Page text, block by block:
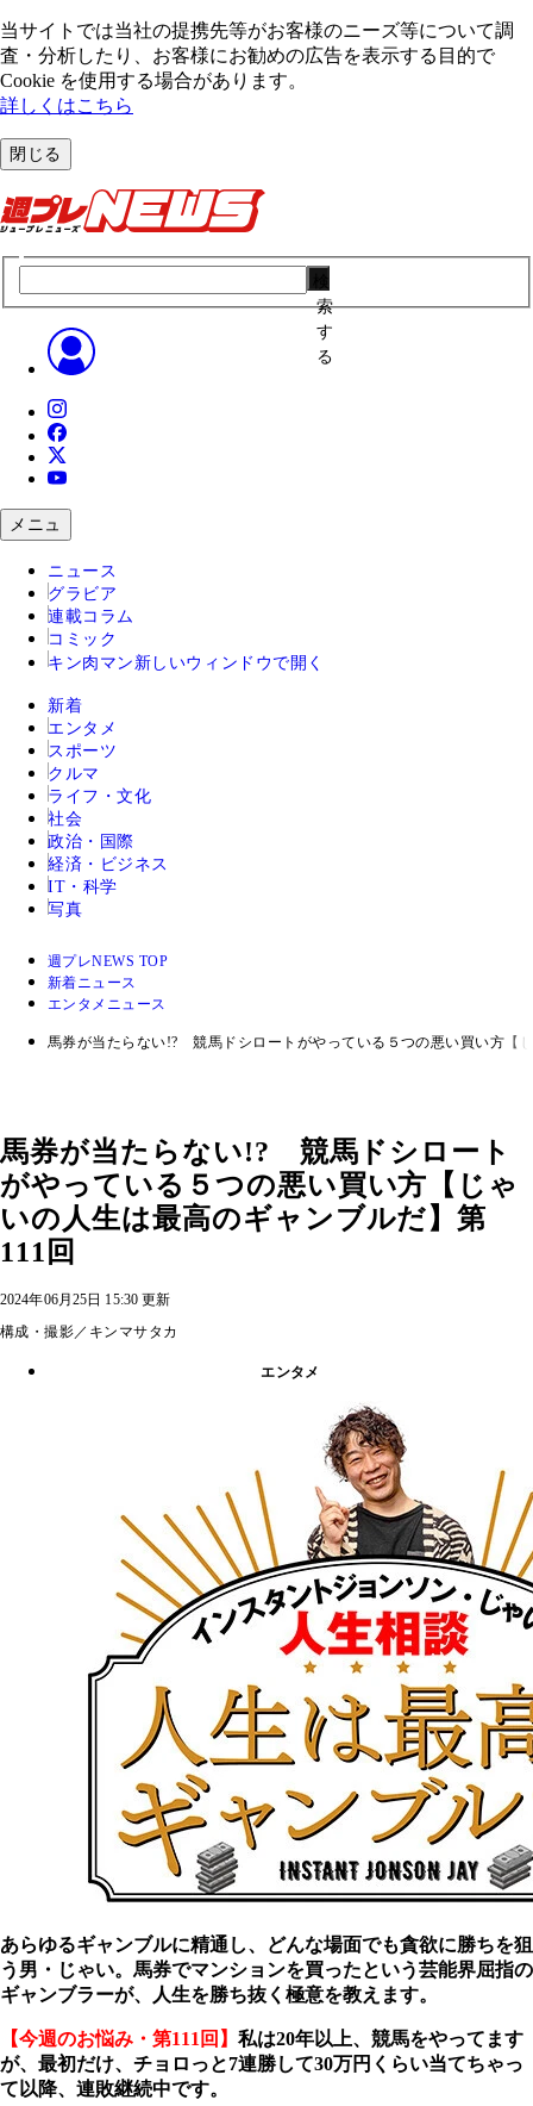
当サイトでは当社の提携先等がお客様のニーズ等について調
査・分析したり、お客様にお勧めの広告を表⽰する⽬的で
Cookie を使⽤する場合があります。
詳しくはこちら
閉じる
索
す
る
メニュ
ニュース
グラビア
連載コラム
コミック
キン肉マン 新しいウィンドウで開く
新着
エンタメ
スポーツ
クルマ
ライフ・文化
社会
政治・国際
経済・ビジネス
IT・科学
写真
週プレNEWS TOP
新着ニュース
エンタメニュース
馬券が当たらない!? 競馬ドシロートがやっている５つの悪い買い方【
馬券が当たらない!? 競馬ドシロート
がやっている５つの悪い買い方【じゃ
いの人生は最高のギャンブルだ】第
111回
2024年06月25日 15:30 更新
構成・撮影／キンマサタカ
エンタメ
あらゆるギャンブルに精通し、どんな場面でも貪欲に勝ちを狙
う男・じゃい。馬券でマンションを買ったという芸能界屈指の
ギャンブラーが、人生を勝ち抜く極意を教えます。
【今週のお悩み・第111回】 私は20年以上、競馬をやってます
が、最初だけ、チョロっと7連勝して30万円くらい当てちゃっ
て以降、連敗継続中です。